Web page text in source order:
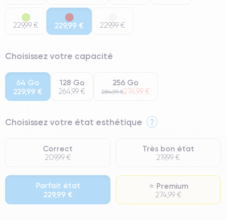
229,99 € 229,99 € 229,99 €
Choisissez votre capacité
64 Go
229,99 €
128 Go
264,99 €
256 Go
284,99 €274,99 €
Choisissez votre état esthétique ?
Correct
209,99 €
Très bon état
219,99 €
Parfait état
229,99 €
⭐ Premium
274,99 €